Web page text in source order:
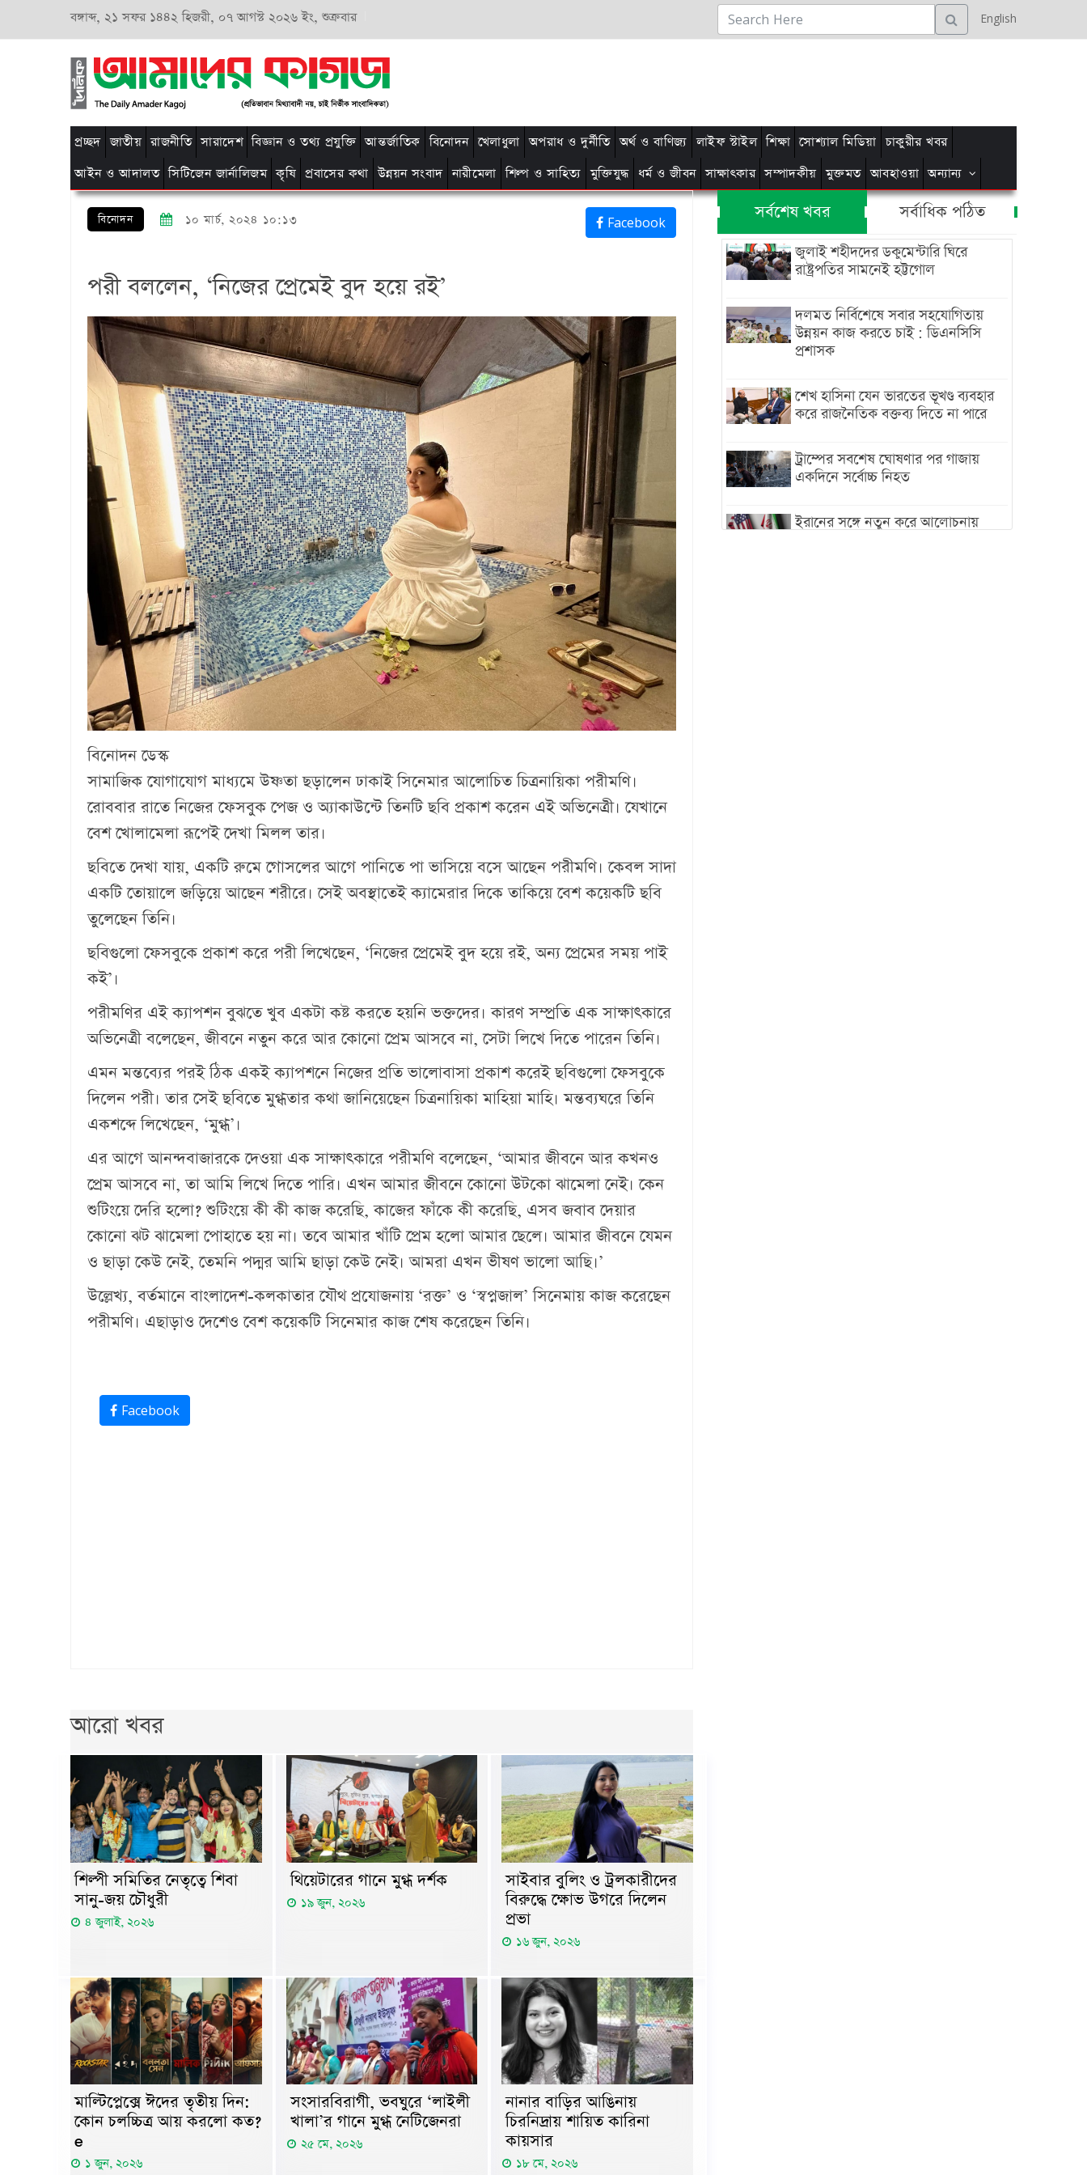
বঙ্গাব্দ, ২১ সফর ১৪৪২ হিজরী, ০৭ আগস্ট ২০২৬ ইং, শুক্রবার English
প্রচ্ছদ জাতীয় রাজনীতি সারাদেশ বিজ্ঞান ও তথ্য প্রযুক্তি আন্তর্জাতিক বিনোদন খেলাধুলা অপরাধ ও দুর্নীতি অর্থ ও বাণিজ্য লাইফ স্টাইল শিক্ষা সোশ্যাল মিডিয়া চাকুরীর খবর
আইন ও আদালত সিটিজেন জার্নালিজম কৃষি প্রবাসের কথা উন্নয়ন সংবাদ নারীমেলা শিল্প ও সাহিত্য মুক্তিযুদ্ধ ধর্ম ও জীবন সাক্ষাৎকার সম্পাদকীয় মুক্তমত আবহাওয়া অন্যান্য
বিনোদন ১০ মার্চ, ২০২৪ ১০:১৩ Facebook
পরী বললেন, ‘নিজের প্রেমেই বুদ হয়ে রই’
বিনোদন ডেস্ক
সামাজিক যোগাযোগ মাধ্যমে উষ্ণতা ছড়ালেন ঢাকাই সিনেমার আলোচিত চিত্রনায়িকা পরীমণি।
রোববার রাতে নিজের ফেসবুক পেজ ও অ্যাকাউন্টে তিনটি ছবি প্রকাশ করেন এই অভিনেত্রী। যেখানে
বেশ খোলামেলা রূপেই দেখা মিলল তার।
ছবিতে দেখা যায়, একটি রুমে গোসলের আগে পানিতে পা ভাসিয়ে বসে আছেন পরীমণি। কেবল সাদা
একটি তোয়ালে জড়িয়ে আছেন শরীরে। সেই অবস্থাতেই ক্যামেরার দিকে তাকিয়ে বেশ কয়েকটি ছবি
তুলেছেন তিনি।
ছবিগুলো ফেসবুকে প্রকাশ করে পরী লিখেছেন, ‘নিজের প্রেমেই বুদ হয়ে রই, অন্য প্রেমের সময় পাই
কই’।
পরীমণির এই ক্যাপশন বুঝতে খুব একটা কষ্ট করতে হয়নি ভক্তদের। কারণ সম্প্রতি এক সাক্ষাৎকারে
অভিনেত্রী বলেছেন, জীবনে নতুন করে আর কোনো প্রেম আসবে না, সেটা লিখে দিতে পারেন তিনি।
এমন মন্তব্যের পরই ঠিক একই ক্যাপশনে নিজের প্রতি ভালোবাসা প্রকাশ করেই ছবিগুলো ফেসবুকে
দিলেন পরী। তার সেই ছবিতে মুগ্ধতার কথা জানিয়েছেন চিত্রনায়িকা মাহিয়া মাহি। মন্তব্যঘরে তিনি
একশব্দে লিখেছেন, ‘মুগ্ধ’।
এর আগে আনন্দবাজারকে দেওয়া এক সাক্ষাৎকারে পরীমণি বলেছেন, ‘আমার জীবনে আর কখনও
প্রেম আসবে না, তা আমি লিখে দিতে পারি। এখন আমার জীবনে কোনো উটকো ঝামেলা নেই। কেন
শুটিংয়ে দেরি হলো? শুটিংয়ে কী কী কাজ করেছি, কাজের ফাঁকে কী করেছি, এসব জবাব দেয়ার
কোনো ঝট ঝামেলা পোহাতে হয় না। তবে আমার খাঁটি প্রেম হলো আমার ছেলে। আমার জীবনে যেমন
ও ছাড়া কেউ নেই, তেমনি পদ্মর আমি ছাড়া কেউ নেই। আমরা এখন ভীষণ ভালো আছি।’
উল্লেখ্য, বর্তমানে বাংলাদেশ-কলকাতার যৌথ প্রযোজনায় ‘রক্ত’ ও ‘স্বপ্নজাল’ সিনেমায় কাজ করেছেন
পরীমণি। এছাড়াও দেশেও বেশ কয়েকটি সিনেমার কাজ শেষ করেছেন তিনি।
Facebook
আরো খবর
শিল্পী সমিতির নেতৃত্বে শিবা
সানু-জয় চৌধুরী
৪ জুলাই, ২০২৬
থিয়েটারের গানে মুগ্ধ দর্শক
১৯ জুন, ২০২৬
সাইবার বুলিং ও ট্রলকারীদের
বিরুদ্ধে ক্ষোভ উগরে দিলেন
প্রভা
১৬ জুন, ২০২৬
মাল্টিপ্লেক্সে ঈদের তৃতীয় দিন:
কোন চলচ্চিত্র আয় করলো কত?
e
১ জুন, ২০২৬
সংসারবিরাগী, ভবঘুরে ‘লাইলী
খালা’র গানে মুগ্ধ নেটিজেনরা
২৫ মে, ২০২৬
নানার বাড়ির আঙিনায়
চিরনিদ্রায় শায়িত কারিনা
কায়সার
১৮ মে, ২০২৬
সর্বশেষ খবর সর্বাধিক পঠিত
জুলাই শহীদদের ডকুমেন্টারি ঘিরে
রাষ্ট্রপতির সামনেই হট্টগোল
দলমত নির্বিশেষে সবার সহযোগিতায়
উন্নয়ন কাজ করতে চাই : ডিএনসিসি
প্রশাসক
শেখ হাসিনা যেন ভারতের ভূখণ্ড ব্যবহার
করে রাজনৈতিক বক্তব্য দিতে না পারে
ট্রাম্পের সবশেষ ঘোষণার পর গাজায়
একদিনে সর্বোচ্চ নিহত
ইরানের সঙ্গে নতুন করে আলোচনায়